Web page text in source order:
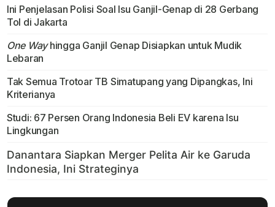
Ini Penjelasan Polisi Soal Isu Ganjil-Genap di 28 Gerbang
Tol di Jakarta
One Wayhingga Ganjil Genap Disiapkan untuk Mudik
Lebaran
Tak Semua Trotoar TB Simatupang yang Dipangkas, Ini
Kriterianya
Studi: 67 Persen Orang Indonesia Beli EV karena Isu
Lingkungan